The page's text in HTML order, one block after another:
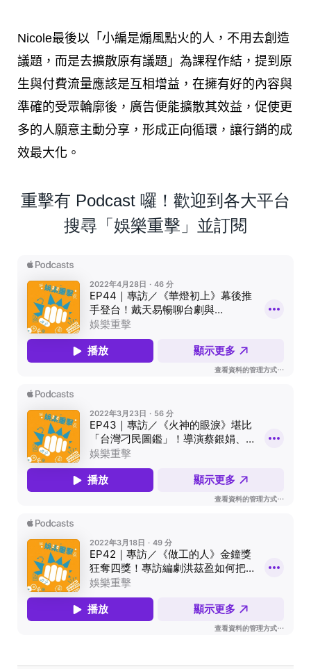
Nicole最後以「小編是煽風點火的人，不用去創造
議題，而是去擴散原有議題」為課程作結，提到原
生與付費流量應該是互相增益，在擁有好的內容與
準確的受眾輪廓後，廣告便能擴散其效益，促使更
多的人願意主動分享，形成正向循環，讓行銷的成
效最大化。
重擊有 Podcast 囉！歡迎到各大平台
搜尋「娛樂重擊」並訂閱